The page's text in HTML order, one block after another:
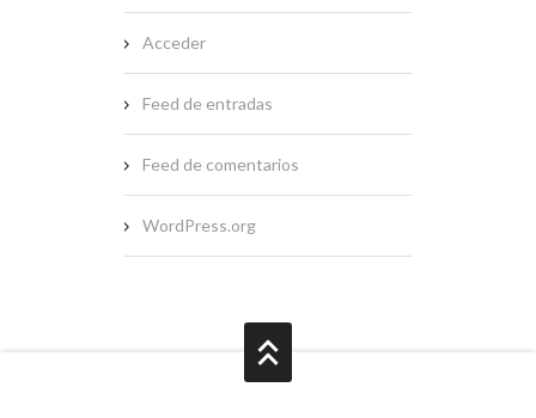
Acceder
Feed de entradas
Feed de comentarios
WordPress.org